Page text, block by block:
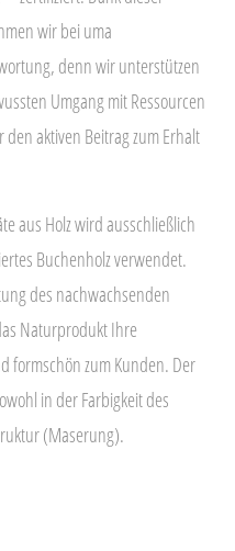
wir bei uma
denn wir unterstützen
Umgang mit Ressourcen
aktiven Beitrag zum Erhalt
aus Holz wird ausschließlich
Buchenholz verwendet.
des nachwachsenden
Naturprodukt Ihre
formschön zum Kunden. Der
in der Farbigkeit des
(Maserung).